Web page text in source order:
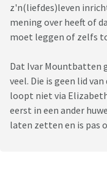
z'n(liefdes)leven
mening over heeft of
moet leggen of zelfs
Dat Ivar Mountbatten
veel. Die is geen lid
loopt niet via
eerst in een ander
laten zetten en is pas